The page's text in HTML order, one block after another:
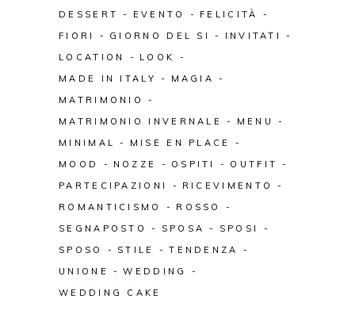
DESSERT
EVENTO
FELICITÀ
FIORI
GIORNO DEL SI
INVITATI
LOCATION
LOOK
MADE IN ITALY
MAGIA
MATRIMONIO
MATRIMONIO INVERNALE
MENU
MINIMAL
MISE EN PLACE
MOOD
NOZZE OSPITI
OUTFIT
PARTECIPAZIONI
RICEVIMENTO
ROMANTICISMO
ROSSO
SEGNAPOSTO
SPOSA
SPOSI
SPOSO
STILE
TENDENZA
UNIONE
WEDDING
WEDDING CAKE